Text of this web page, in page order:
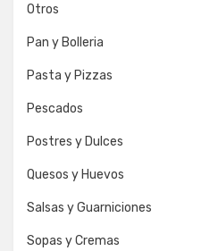
Otros
Pan y Bolleria
Pasta y Pizzas
Pescados
Postres y Dulces
Quesos y Huevos
Salsas y Guarniciones
Sopas y Cremas